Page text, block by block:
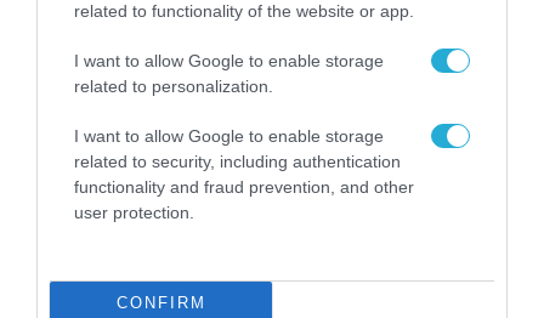
related to functionality of the website or app.
I want to allow Google to enable storage
related to personalization.
I want to allow Google to enable storage
related to security, including authentication
functionality and fraud prevention, and other
user protection.
CONFIRM